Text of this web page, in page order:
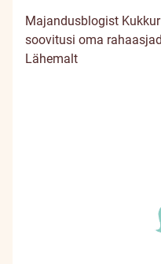
Majandusblogist
soovitusi oma
Lähemalt